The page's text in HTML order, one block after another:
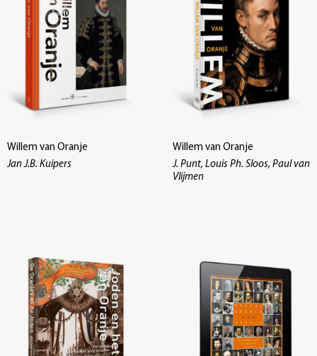
Willem van Oranje
Jan J.B. Kuipers
Willem van Oranje
J. Punt, Louis Ph. Sloos, Paul van
Vlijmen